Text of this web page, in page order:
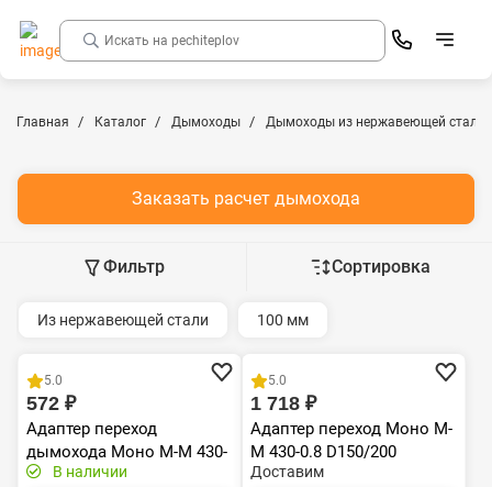
Главная Каталог Дымоходы Дымоходы из нержавеющей стали
Заказать расчет дымохода
Фильтр Сортировка
Из нержавеющей стали 100 мм
5.0
572 ₽
Адаптер переход
дымохода Моно М-М 430-
0.8 D120/150, переходник
В наличии
5.0
1 718 ₽
Адаптер переход Моно М-
М 430-0.8 D150/200
Доставим